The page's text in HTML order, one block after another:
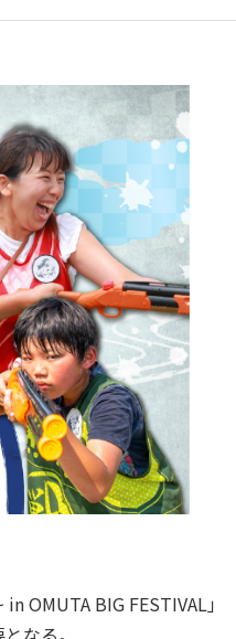
OMUTA BIG FESTIVAL」